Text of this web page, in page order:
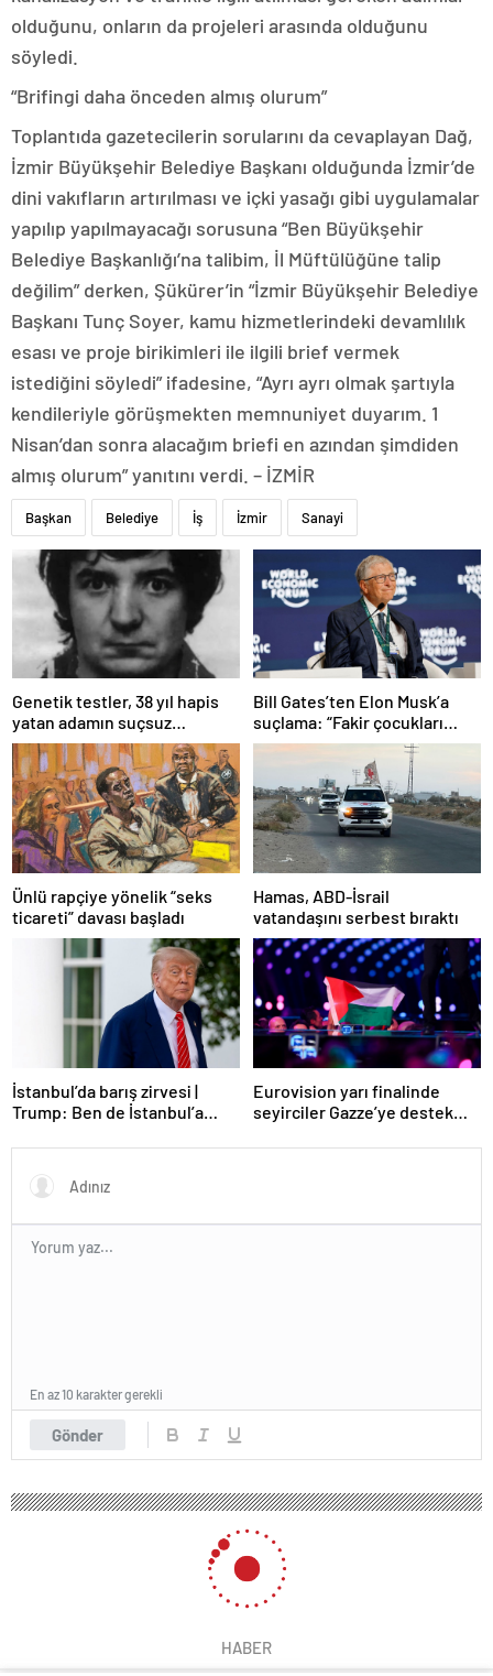
olduğunu, onların da projeleri arasında olduğunu
söyledi.
“Brifingi daha önceden almış olurum”
Toplantıda gazetecilerin sorularını da cevaplayan Dağ,
İzmir Büyükşehir Belediye Başkanı olduğunda İzmir’de
dini vakıfların artırılması ve içki yasağı gibi uygulamalar
yapılıp yapılmayacağı sorusuna “Ben Büyükşehir
Belediye Başkanlığı’na talibim, İl Müftülüğüne talip
değilim” derken, Şükürer’in “İzmir Büyükşehir Belediye
Başkanı Tunç Soyer, kamu hizmetlerindeki devamlılık
esası ve proje birikimleri ile ilgili brief vermek
istediğini söyledi” ifadesine, “Ayrı ayrı olmak şartıyla
kendileriyle görüşmekten memnuniyet duyarım. 1
Nisan’dan sonra alacağım briefi en azından şimdiden
almış olurum” yanıtını verdi. – İZMİR
Başkan Belediye İş İzmir Sanayi
Genetik testler, 38 yıl hapis
yatan adamın suçsuz
olduğunu ortaya çıkardı
Bill Gates’ten Elon Musk’a
suçlama: “Fakir çocukları
öldürdü”
Ünlü rapçiye yönelik “seks
ticareti” davası başladı
Hamas, ABD-İsrail
vatandaşını serbest bıraktı
İstanbul’da barış zirvesi |
Trump: Ben de İstanbul’a
Eurovision yarı finalinde
seyirciler Gazze’ye destek
Gönder
En az 10 karakter gerekli
HABER